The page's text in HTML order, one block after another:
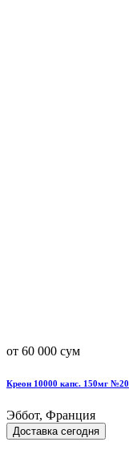
от 60 000 сум
Креон 10000 капс. 150мг №20
Эббот, Франция
Доставка сегодня